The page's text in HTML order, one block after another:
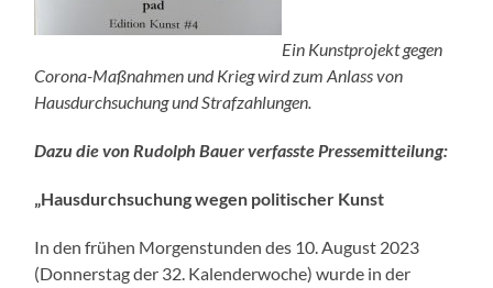
Ein Kunstprojekt gegen
Corona-Maßnahmen und Krieg wird zum Anlass von
Hausdurchsuchung und Strafzahlungen.
Dazu die von Rudolph Bauer verfasste Pressemitteilung:
„Hausdurchsuchung wegen politischer Kunst
In den frühen Morgenstunden des 10. August 2023
(Donnerstag der 32. Kalenderwoche) wurde in der